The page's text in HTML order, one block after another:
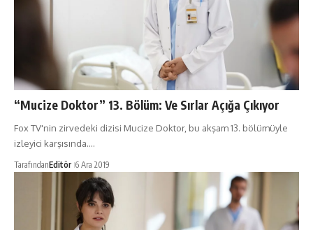
“Mucize Doktor” 13. Bölüm: Ve Sırlar Açığa Çıkıyor
Fox TV'nin zirvedeki dizisi Mucize Doktor, bu akşam 13. bölümüyle
izleyici karşısında.…
TarafındanEditör 6 Ara 2019